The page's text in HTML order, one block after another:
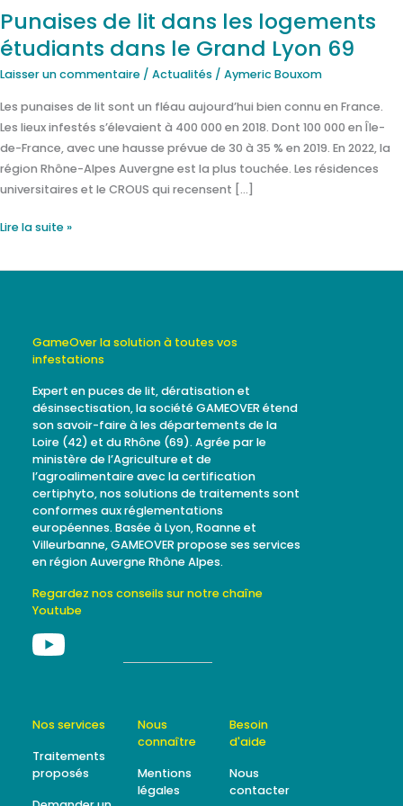
Punaises de lit dans les logements
étudiants dans le Grand Lyon 69
Laisser un commentaire / Actualités / Aymeric Bouxom
Les punaises de lit sont un fléau aujourd’hui bien connu en France.
Les lieux infestés s’élevaient à 400 000 en 2018. Dont 100 000 en Île-
de-France, avec une hausse prévue de 30 à 35 % en 2019. En 2022, la
région Rhône-Alpes Auvergne est la plus touchée. Les résidences
universitaires et le CROUS qui recensent […]
69
Lire la suite »
GameOver la solution à toutes vos
infestations
Expert en puces de lit, dératisation et
désinsectisation, la société GAMEOVER étend
son savoir-faire à les départements de la
Loire (42) et du Rhône (69). Agrée par le
ministère de l’Agriculture et de
l’agroalimentaire avec la certification
certiphyto, nos solutions de traitements sont
conformes aux réglementations
européennes. Basée à Lyon, Roanne et
Villeurbanne, GAMEOVER propose ses services
en région Auvergne Rhône Alpes.
Regardez nos conseils sur notre chaîne
Youtube
Nos services
Traitements
proposés
Nous
connaître
Mentions
légales
Besoin
d'aide
Nous
contacter